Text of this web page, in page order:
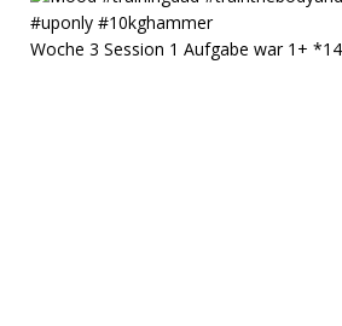
Woche 3 Session 1 Aufgabe war 1+